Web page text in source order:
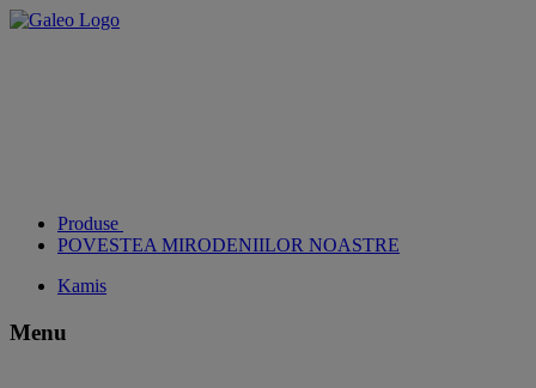
Produse
POVESTEA MIRODENIILOR NOASTRE
Kamis
Menu